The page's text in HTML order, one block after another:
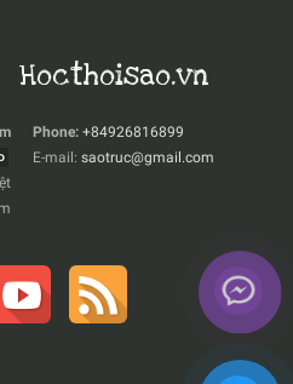
Hocthoisao.vn
Phone: +84926816899
E-mail: saotruc@gmail.com